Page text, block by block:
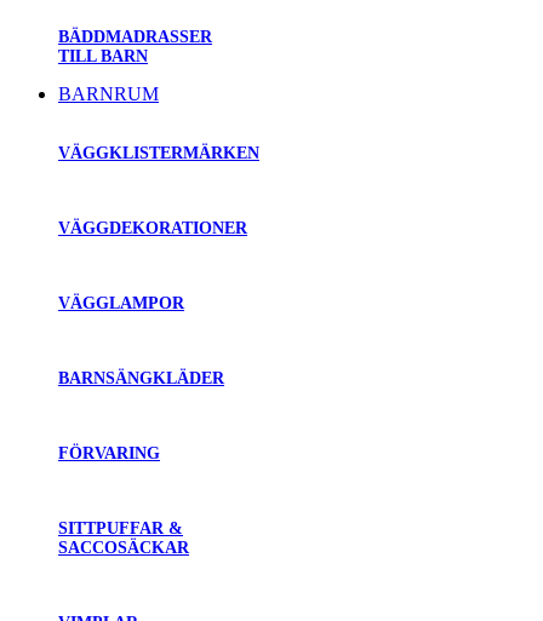
BÄDDMADRASSER
TILL BARN
BARNRUM
VÄGGKLISTERMÄRKEN
VÄGGDEKORATIONER
VÄGGLAMPOR
BARNSÄNGKLÄDER
FÖRVARING
SITTPUFFAR &
SACCOSÄCKAR